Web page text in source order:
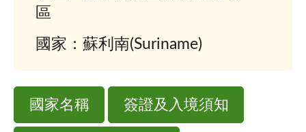
區
國家：蘇利南(Suriname)
國家名稱 簽證及入境須知